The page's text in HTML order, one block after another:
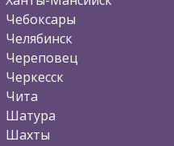
Чебоксары
Челябинск
Череповец
Черкесск
Чита
Шатура
Шахты